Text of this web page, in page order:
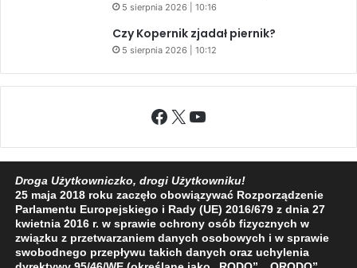
5 sierpnia 2026 | 10:16
Czy Kopernik zjadał piernik?
5 sierpnia 2026 | 10:12
Facebook
X YouTube
2009 - 2026 © Wszelkie prawa zastrzeżone
O NAS
REDAKCJA POLITYKA PRYWATNOŚCI
Droga Użytkowniczko, drogi Użytkowniku!
25 maja 2018 roku zaczęło obowiązywać Rozporządzenie
Parlamentu Europejskiego i Rady (UE) 2016/679 z dnia 27
kwietnia 2016 r. w sprawie ochrony osób fizycznych w
związku z przetwarzaniem danych osobowych i w sprawie
swobodnego przepływu takich danych oraz uchylenia